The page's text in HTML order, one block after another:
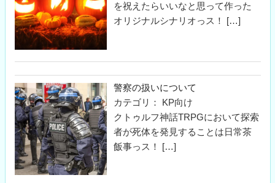
を祝えたらいいなと思って作った
オリジナルシナリオっス！ […]
警察の扱いについて
カテゴリ： KP向け
クトゥルフ神話TRPGにおいて探索
者が死体を発見することは日常茶
飯事っス！ […]